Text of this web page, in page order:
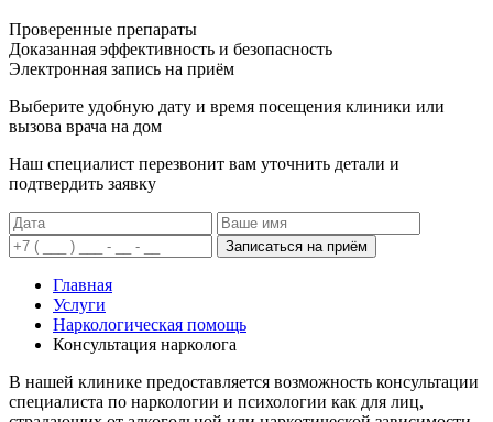
Проверенные препараты
Доказанная эффективность и безопасность
Электронная запись на приём
Выберите удобную дату и время посещения клиники или
вызова врача на дом
Наш специалист перезвонит вам уточнить детали и
подтвердить заявку
Записаться на приём
Главная
Услуги
Наркологическая помощь
Консультация нарколога
В нашей клинике предоставляется возможность консультации
специалиста по наркологии и психологии как для лиц,